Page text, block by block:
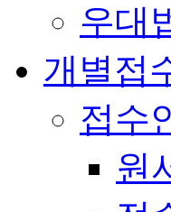
우대
개별접
접수
원